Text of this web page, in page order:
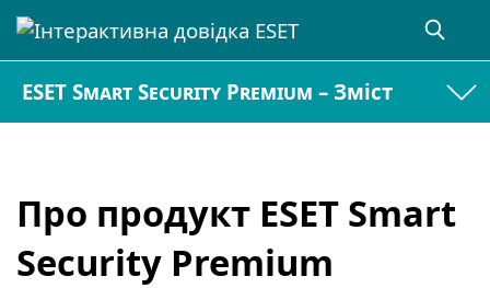
ESET Smart Security Premium – Зміст
Про продукт ESET Smart
Security Premium